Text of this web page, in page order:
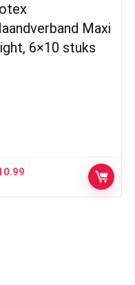
Maxi
6×10 stuks